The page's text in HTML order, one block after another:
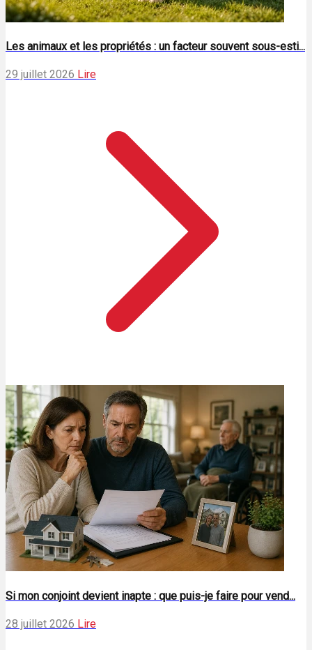
Les animaux et les propriétés : un facteur souvent sous-esti...
29 juillet 2026 Lire
Si mon conjoint devient inapte : que puis-je faire pour vend...
28 juillet 2026 Lire